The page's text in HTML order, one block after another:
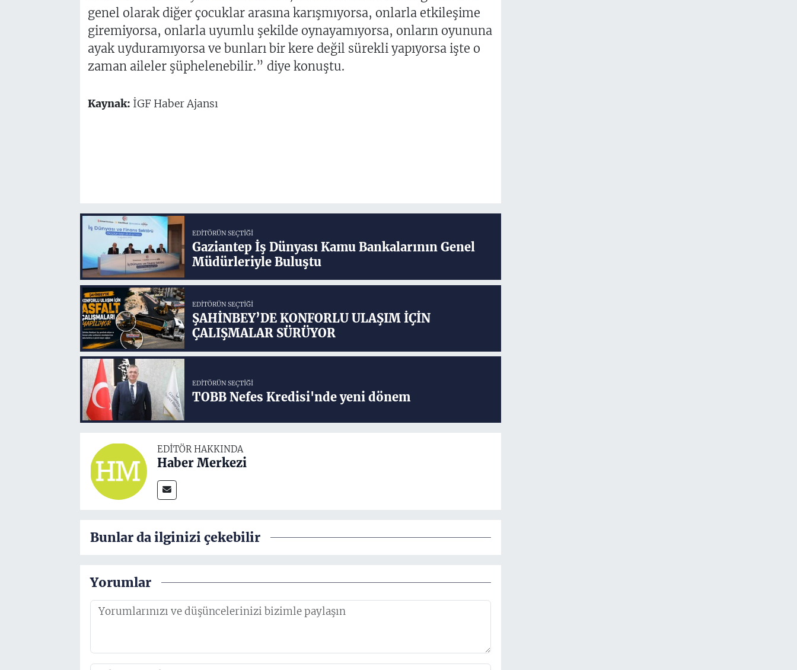
genel olarak diğer çocuklar arasına karışmıyorsa, onlarla etkileşime
giremiyorsa, onlarla uyumlu şekilde oynayamıyorsa, onların oyununa
ayak uyduramıyorsa ve bunları bir kere değil sürekli yapıyorsa işte o
zaman aileler şüphelenebilir.” diye konuştu.
Kaynak: İGF Haber Ajansı
EDITÖRÜN SEÇTIĞI
Gaziantep İş Dünyası Kamu Bankalarının Genel
Müdürleriyle Buluştu
EDITÖRÜN SEÇTIĞI
ŞAHİNBEY’DE KONFORLU ULAŞIM İÇİN
ÇALIŞMALAR SÜRÜYOR
EDITÖRÜN SEÇTIĞI
TOBB Nefes Kredisi'nde yeni dönem
EDITÖR HAKKINDA
Haber Merkezi
Bunlar da ilginizi çekebilir
Yorumlar